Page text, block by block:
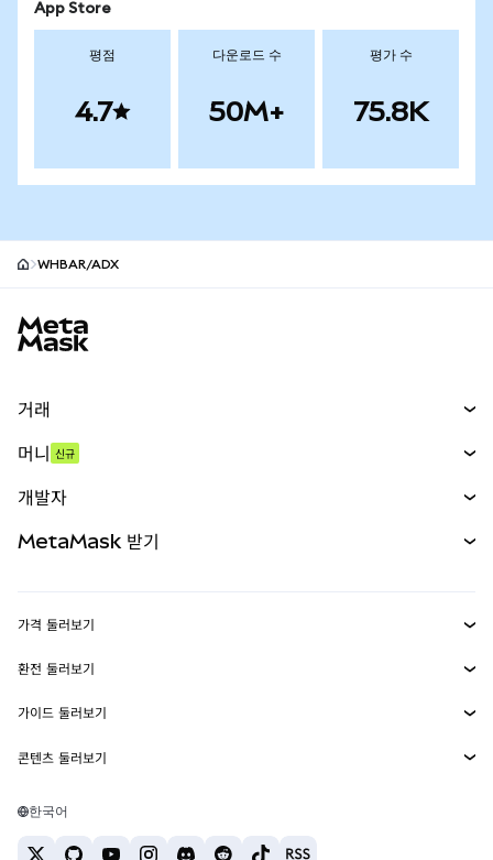
App Store
평점
4.7
다운로드 수
50M+
평가 수
75.8K
WHBAR/ADX
거래
무기한 선물
실물자산
머니 신규
개발자
MetaMask Connect
Snaps
웹3 서비스
MetaMask 받기
보안
고객 지원
채용
가격 둘러보기
이더리움 가격
솔라나 가격
테더 가격
환전 둘러보기
ETH를 USD로 환전
USDT를 INR로 환전
BTC를 INR로 환전
ETH를 USDT로 환전
가이드 둘러보기
ETH 매수
콘텐츠 둘러보기
솔라나 지갑
한국어